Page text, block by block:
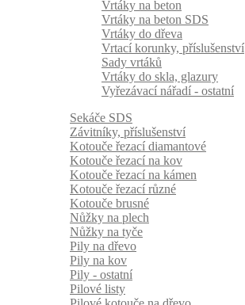
Vrtáky na beton
Vrtáky na beton SDS
Vrtáky do dřeva
Vrtací korunky, příslušenství
Sady vrtáků
Vrtáky do skla, glazury
Vyřezávací nářadí - ostatní
Sekáče SDS
Závitníky, příslušenství
Kotouče řezací diamantové
Kotouče řezací na kov
Kotouče řezací na kámen
Kotouče řezací různé
Kotouče brusné
Nůžky na plech
Nůžky na tyče
Pily na dřevo
Pily na kov
Pily - ostatní
Pilové listy